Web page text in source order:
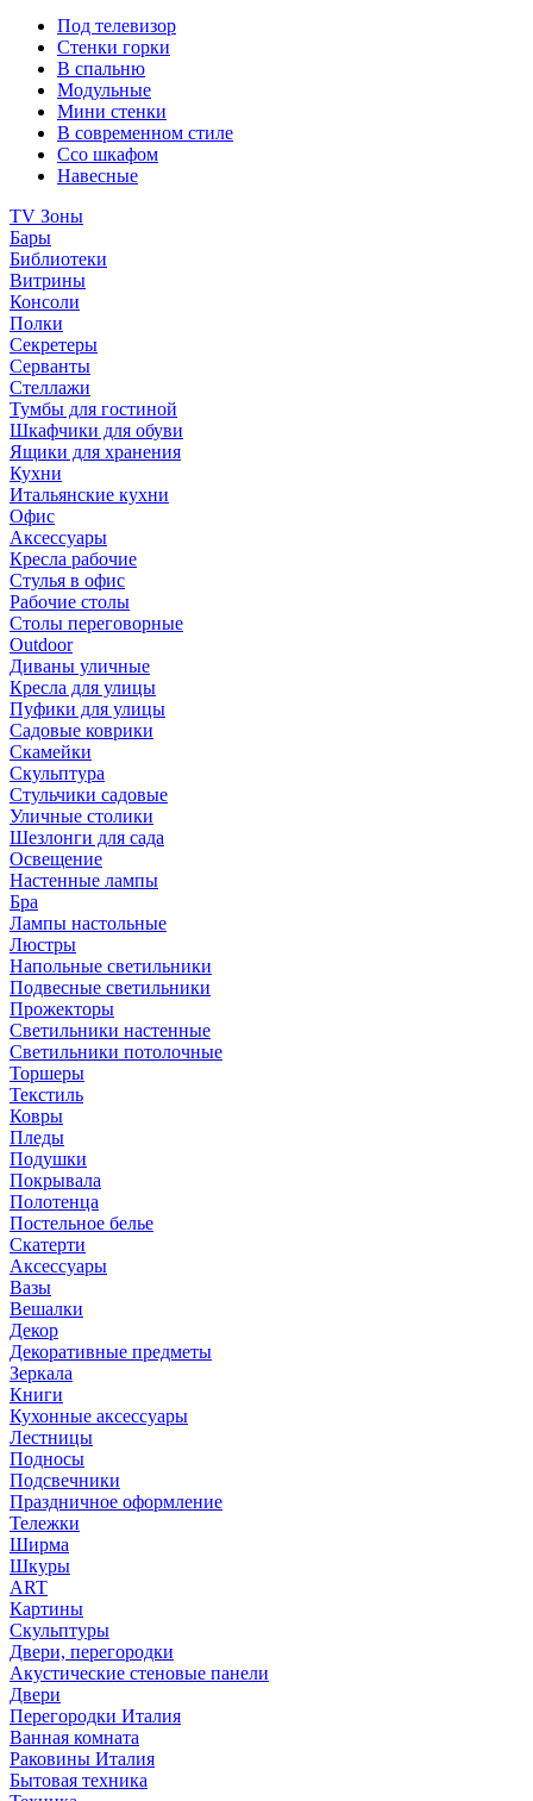
Под телевизор
Стенки горки
В спальню
Модульные
Мини стенки
В современном стиле
Ссо шкафом
Навесные
TV Зоны
Бары
Библиотеки
Витрины
Консоли
Полки
Секретеры
Серванты
Стеллажи
Тумбы для гостиной
Шкафчики для обуви
Ящики для хранения
Кухни
Итальянские кухни
Офис
Аксессуары
Кресла рабочие
Стулья в офис
Рабочие столы
Столы переговорные
Outdoor
Диваны уличные
Кресла для улицы
Пуфики для улицы
Садовые коврики
Скамейки
Скульптура
Стульчики садовые
Уличные столики
Шезлонги для сада
Освещение
Hастенные лампы
Бра
Лампы настольные
Люстры
Напольные светильники
Подвесные светильники
Прожекторы
Светильники настенные
Светильники потолочные
Торшеры
Текстиль
Ковры
Пледы
Подушки
Покрывала
Полотенца
Постельное белье
Скатерти
Аксессуары
Вазы
Вешалки
Декор
Декоративные предметы
Зеркала
Книги
Кухонные аксессуары
Лестницы
Подносы
Подсвечники
Праздничное оформление
Тележки
Ширма
Шкуры
ART
Картины
Скульптуры
Двери, перегородки
Акустические стеновые панели
Двери
Перегородки Италия
Ванная комната
Раковины Италия
Бытовая техника